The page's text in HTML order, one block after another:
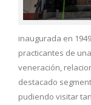
inaugurada en
practicantes de
veneración,
destacado
pudiendo visitar